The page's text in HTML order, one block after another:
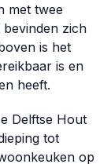
met twee
bevinden zich
is het
is en
heeft.
Delftse Hout
tot
op